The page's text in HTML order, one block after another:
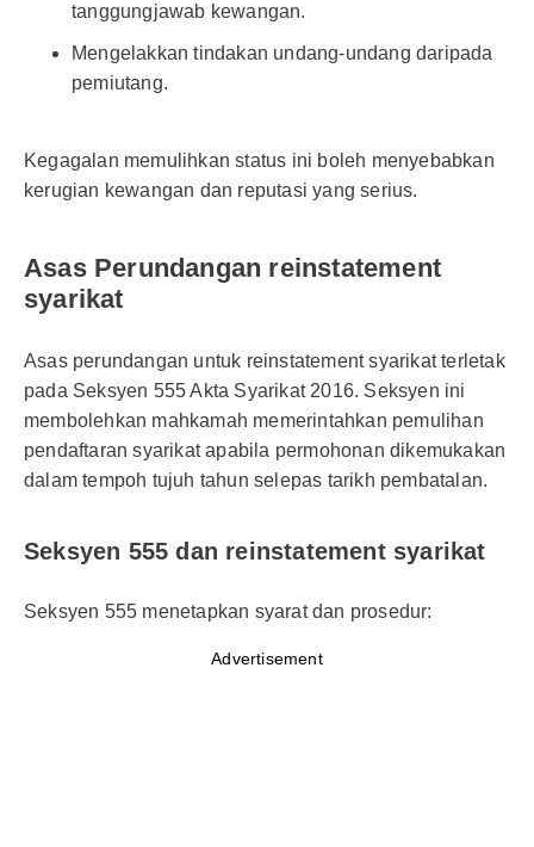
tanggungjawab kewangan.
Mengelakkan tindakan undang-undang daripada
pemiutang.
Kegagalan memulihkan status ini boleh menyebabkan
kerugian kewangan dan reputasi yang serius.
Asas Perundangan reinstatement
syarikat
Asas perundangan untuk reinstatement syarikat terletak
pada Seksyen 555 Akta Syarikat 2016. Seksyen ini
membolehkan mahkamah memerintahkan pemulihan
pendaftaran syarikat apabila permohonan dikemukakan
dalam tempoh tujuh tahun selepas tarikh pembatalan.
Seksyen 555 dan reinstatement syarikat
Seksyen 555 menetapkan syarat dan prosedur:
Advertisement